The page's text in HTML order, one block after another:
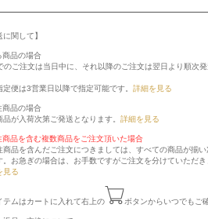
に関して】
品の場合
のご注文は当日中に、それ以降のご注文は翌日より順次
定便は3営業日以降で指定可能です。 詳細を見る
品の場合
が入荷次第ご発送となります。 詳細を見る
商品を含む複数商品をご注文頂いた場合
商品を含んだご注文につきましては、すべての商品が揃
。お急ぎの場合は、お手数ですがご注文を分けていただき
見る
テムはカートに入れて右上の ボタンからいつでもご